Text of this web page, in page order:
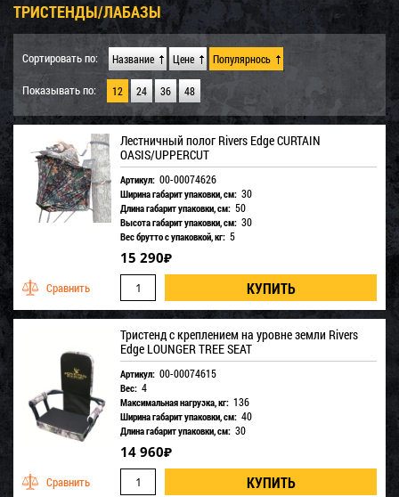
ТРИСТЕНДЫ/ЛАБАЗЫ
Сортировать по: Название Цене Популярнось
Показывать по: 12 24 36 48
Лестничный полог Rivers Edge CURTAIN
OASIS/UPPERCUT
Артикул: 00-00074626
Ширина габарит упаковки, см: 30
Длина габарит упаковки, см: 50
Высота габарит упаковки, см: 30
Вес брутто с упаковкой, кг: 5
15 290₽
Тристенд с креплением на уровне земли Rivers
Edge LOUNGER TREE SEAT
Артикул: 00-00074615
Вес: 4
Максимальная нагрузка, кг: 136
Ширина габарит упаковки, см: 40
Длина габарит упаковки, см: 30
14 960₽